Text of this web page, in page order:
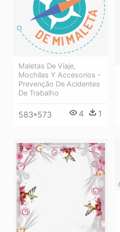
Maletas De Viaje,
Mochilas Y Accesorios -
Prevenção De Acidentes
De Trabalho
583*573 4 1